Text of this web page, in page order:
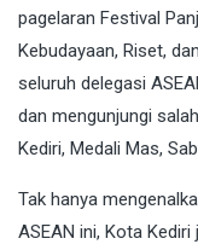
pagelaran Festival
Kebudayaan, Riset,
seluruh delegasi
dan mengunjungi
Kediri, Medali Mas,
Tak hanya
ASEAN ini, Kota